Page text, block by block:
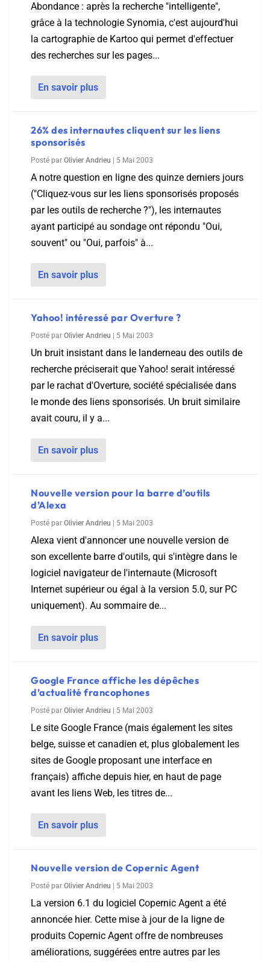
Abondance : après la recherche "intelligente",
grâce à la technologie Synomia, c'est aujourd'hui
la cartographie de Kartoo qui permet d'effectuer
des recherches sur les pages...
En savoir plus
26% des internautes cliquent sur les liens
sponsorisés
Posté par Olivier Andrieu 5 Mai 2003
A notre question en ligne des quinze derniers jours
("Cliquez-vous sur les liens sponsorisés proposés
par les outils de recherche ?"), les internautes
ayant participé au sondage ont répondu "Oui,
souvent" ou "Oui, parfois" à...
En savoir plus
Yahoo! intéressé par Overture ?
Posté par Olivier Andrieu 5 Mai 2003
Un bruit insistant dans le landerneau des outils de
recherche préciserait que Yahoo! serait intéressé
par le rachat d'Overture, société spécialisée dans
le monde des liens sponsorisés. Un bruit similaire
avait couru, il y a...
En savoir plus
Nouvelle version pour la barre d’outils
d’Alexa
Posté par Olivier Andrieu 5 Mai 2003
Alexa vient d'annoncer une nouvelle version de
son excellente barre d'outils, qui s'intègre dans le
logiciel navigateur de l'internaute (Microsoft
Internet supérieur ou égal à la version 5.0, sur PC
uniquement). Au sommaire de...
En savoir plus
Google France affiche les dépêches
d’actualité francophones
Posté par Olivier Andrieu 5 Mai 2003
Le site Google France (mais également les sites
belge, suisse et canadien et, plus globalement les
sites de Google proposant une interface en
français) affiche depuis hier, en haut de page
avant les liens Web, les titres de...
En savoir plus
Nouvelle version de Copernic Agent
Posté par Olivier Andrieu 5 Mai 2003
La version 6.1 du logiciel Copernic Agent a été
annoncée hier. Cette mise à jour de la ligne de
produits Copernic Agent offre de nombreuses
améliorations, suggérées entre autres par les